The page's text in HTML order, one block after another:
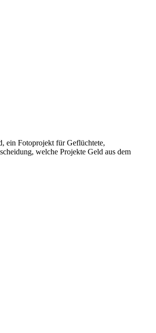
ein Fotoprojekt für Geflüchtete,
welche Projekte Geld aus dem